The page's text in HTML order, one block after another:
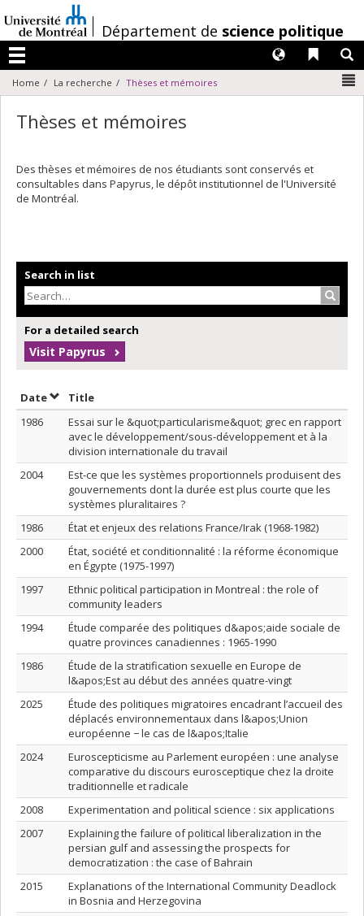
au
contenu
/Département de science politique
Menu
Liens
Langues
Home La recherche Thèses et mémoires
Thèses et mémoires
Des thèses et mémoires de nos étudiants sont conservés et
consultables dans Papyrus, le dépôt institutionnel de l'Université
de Montréal.
Search in list
For a detailed search
Visit Papyrus
DateSort by date in ascending order
Title
1986
Essai sur le &quot;particularisme&quot; grec en rapport
avec le développement/sous-développement et à la
division internationale du travail
2004
Est-ce que les systèmes proportionnels produisent des
gouvernements dont la durée est plus courte que les
systèmes pluralitaires ?
1986
État et enjeux des relations France/Irak (1968-1982)
2000
État, société et conditionnalité : la réforme économique
en Égypte (1975-1997)
1997
Ethnic political participation in Montreal : the role of
community leaders
1994
Étude comparée des politiques d&apos;aide sociale de
quatre provinces canadiennes : 1965-1990
1986
Étude de la stratification sexuelle en Europe de
l&apos;Est au début des années quatre-vingt
2025
Étude des politiques migratoires encadrant l’accueil des
déplacés environnementaux dans l&apos;Union
européenne − le cas de l&apos;Italie
2024
Euroscepticisme au Parlement européen : une analyse
comparative du discours eurosceptique chez la droite
traditionnelle et radicale
2008
Experimentation and political science : six applications
2007
Explaining the failure of political liberalization in the
persian gulf and assessing the prospects for
democratization : the case of Bahrain
2015
Explanations of the International Community Deadlock
in Bosnia and Herzegovina